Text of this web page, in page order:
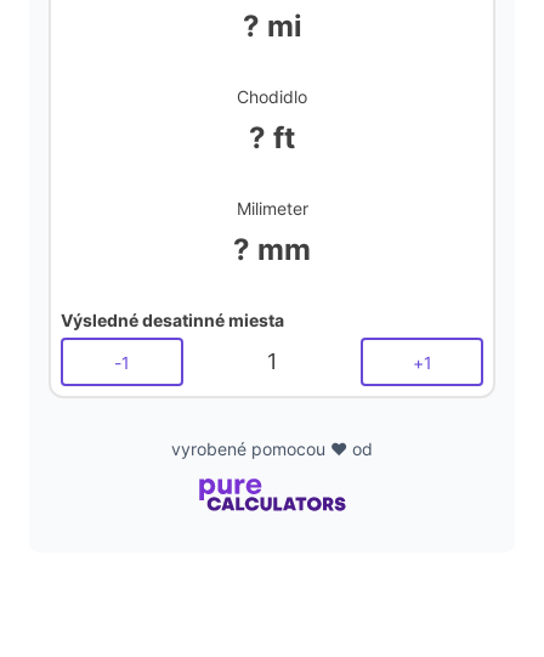
? mi
Chodidlo
? ft
Milimeter
? mm
Výsledné desatinné miesta
-1 1 +1
vyrobené pomocou ❤️ od